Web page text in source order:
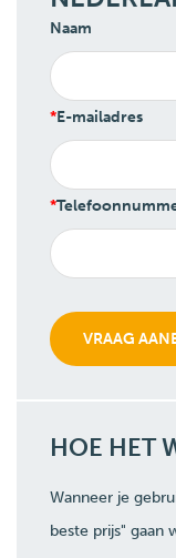
Naam
E-mailadres
HOE HET
Wanneer je
beste prijs" gaan